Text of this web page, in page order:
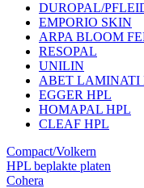
DUROPAL/
EMPORIO SKIN
ARPA BLOOM
RESOPAL
UNILIN
ABET LAMINATI
EGGER HPL
HOMAPAL HPL
CLEAF HPL
Compact/Volkern
HPL beplakte platen
Cohera